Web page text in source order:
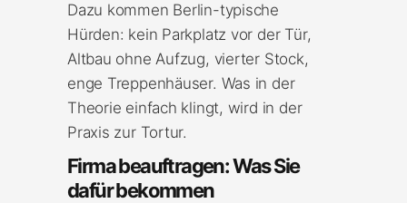
Dazu kommen Berlin-typische
Hürden: kein Parkplatz vor der Tür,
Altbau ohne Aufzug, vierter Stock,
enge Treppenhäuser. Was in der
Theorie einfach klingt, wird in der
Praxis zur Tortur.
Firma beauftragen: Was Sie
dafür bekommen